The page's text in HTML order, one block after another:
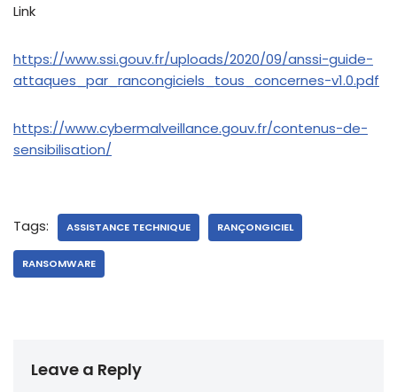
Link
https://www.ssi.gouv.fr/uploads/2020/09/anssi-guide-
attaques_par_rancongiciels_tous_concernes-v1.0.pdf
https://www.cybermalveillance.gouv.fr/contenus-de-
sensibilisation/
Tags: ASSISTANCE TECHNIQUE RANÇONGICIEL
RANSOMWARE
Leave a Reply